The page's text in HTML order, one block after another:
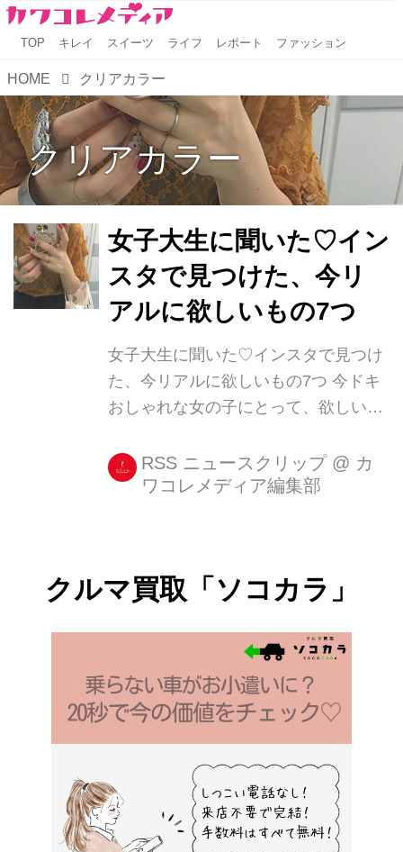
TOP キレイ スイーツ ライフ レポート ファッション
HOME クリアカラー
クリアカラー
女子大生に聞いた♡イン
スタで見つけた、今リ
アルに欲しいもの7つ
女子大生に聞いた♡インスタで見つけ
た、今リアルに欲しいもの7つ 今ドキ
おしゃれな女の子にとって、欲しいも
で、トレンドに敏感な現役女子大生
に、インスタで見つけた今欲しいもの
ウィッシュリスト♡ ITEM1 シンプル
ん(@na7d24)がシェアした投稿 - 2017
イルが好きな女の子に人気だったの
が、ロゴマークがワンポイントになっ
たトートバッグでした。 統一感を損な
RSS ニュースクリップ @ カ
ワコレメディア編集部
クルマ買取「ソコカラ」